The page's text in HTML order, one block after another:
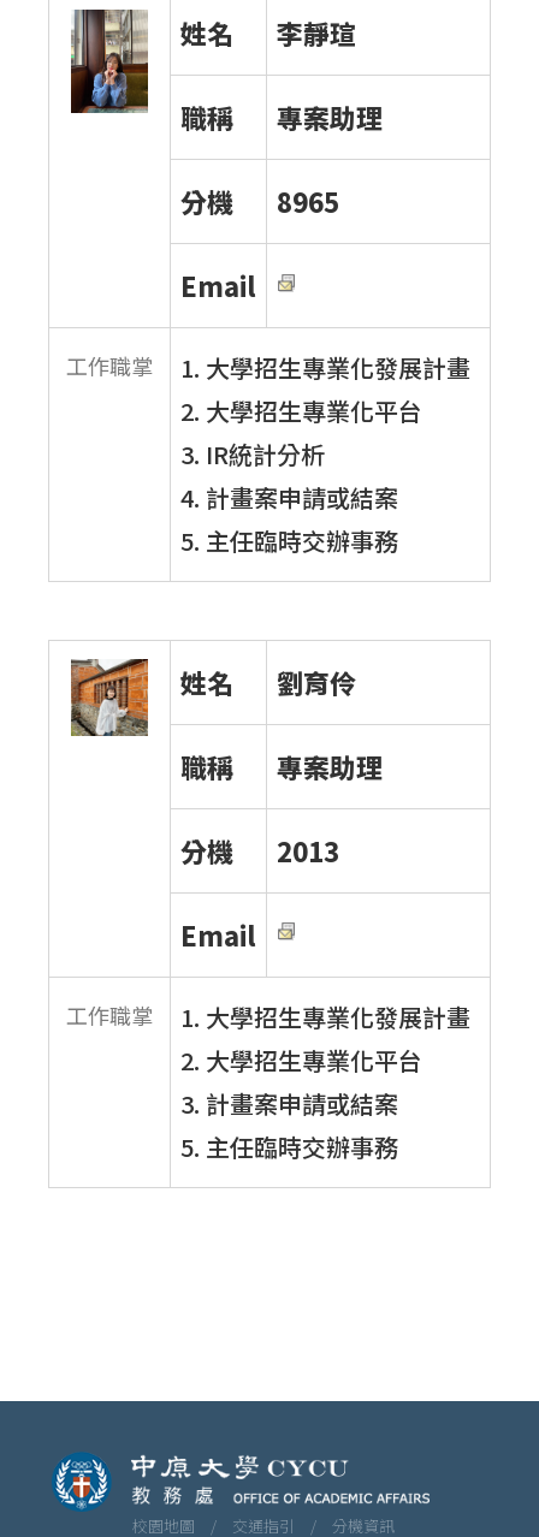
姓名 李靜瑄
職稱 專案助理
分機 8965
Email
工作職掌
1. 大學招生專業化發展計畫
2. 大學招生專業化平台
3. IR統計分析
4. 計畫案申請或結案
5. 主任臨時交辦事務
姓名 劉育伶
職稱 專案助理
分機 2013
Email
工作職掌
1. 大學招生專業化發展計畫
2. 大學招生專業化平台
3. 計畫案申請或結案
5. 主任臨時交辦事務
校園地圖 / 交通指引 / 分機資訊